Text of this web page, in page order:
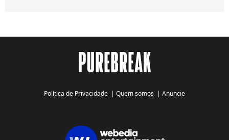
Política de Privacidade | Quem somos | Anuncie